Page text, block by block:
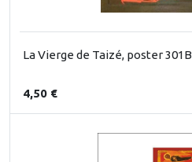
La Vierge de Taizé, poster 301B
4,50 €